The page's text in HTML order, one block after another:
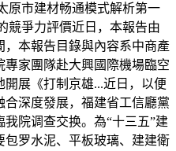
原市建材畅通模式解析第一
競爭力評價近日，本報告由
本報告目錄與內容系中商產
家團隊赴大興國際機場臨空
展《打制京雄...近日，以便
深度發展，福建省工信廳黨
院调查交换。為“十三五”建
罗水泥、平板玻璃、建建衛